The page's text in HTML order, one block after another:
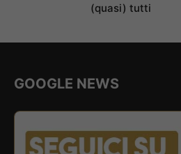
(quasi) tutti
GOOGLE NEWS